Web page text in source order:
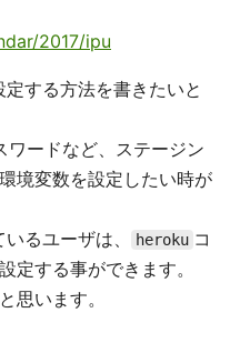
2017/ipu
する方法を書きたいと
ワードなど、ステージン
境変数を設定したい時が
るユーザは、
heroku コ
定する事ができます。
思います。